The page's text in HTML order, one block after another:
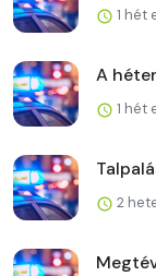
1 hét
A
1 hét
2